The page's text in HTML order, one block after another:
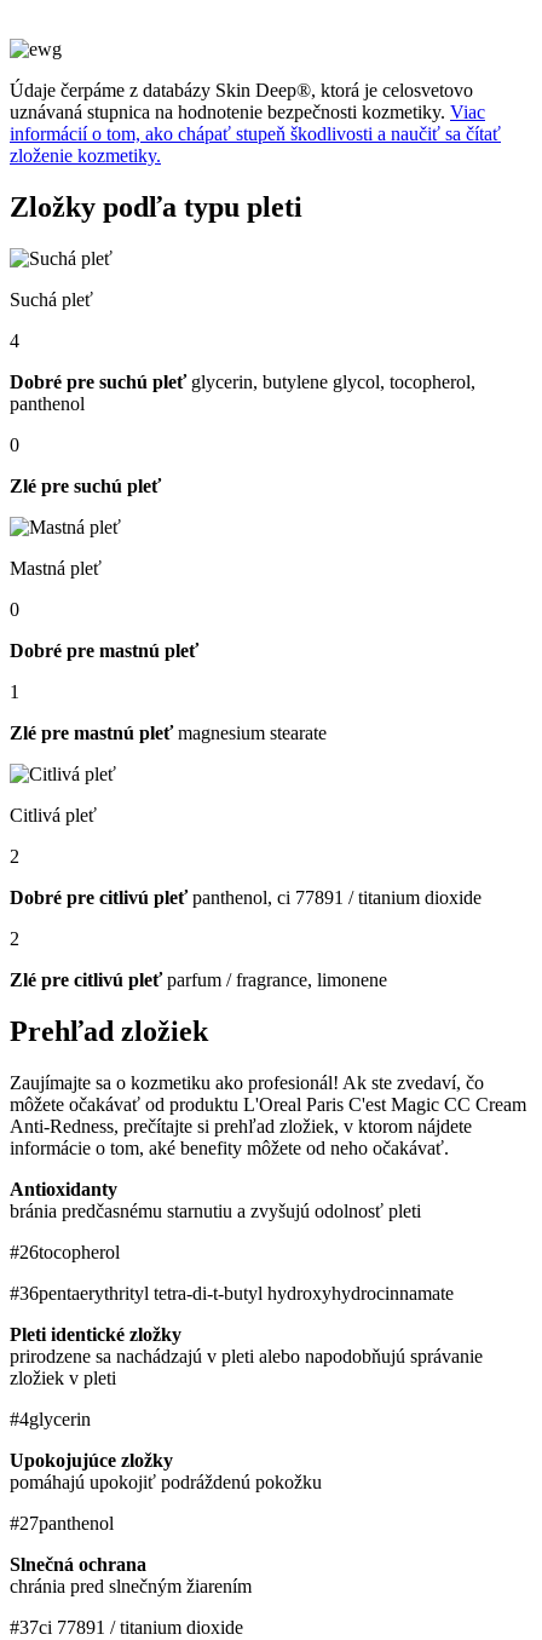
Údaje čerpáme z databázy Skin Deep®, ktorá je celosvetovo
uznávaná stupnica na hodnotenie bezpečnosti kozmetiky. Viac
informácií o tom, ako chápať stupeň škodlivosti a naučiť sa čítať
zloženie kozmetiky.
Zložky podľa typu pleti
Suchá pleť
4
Dobré pre suchú pleť glycerin, butylene glycol, tocopherol,
panthenol
0
Zlé pre suchú pleť
Mastná pleť
0
Dobré pre mastnú pleť
1
Zlé pre mastnú pleť magnesium stearate
Citlivá pleť
2
Dobré pre citlivú pleť panthenol, ci 77891 / titanium dioxide
2
Zlé pre citlivú pleť parfum / fragrance, limonene
Prehľad zložiek
Zaujímajte sa o kozmetiku ako profesionál! Ak ste zvedaví, čo
môžete očakávať od produktu L'Oreal Paris C'est Magic CC Cream
Anti-Redness, prečítajte si prehľad zložiek, v ktorom nájdete
informácie o tom, aké benefity môžete od neho očakávať.
Antioxidanty
bránia predčasnému starnutiu a zvyšujú odolnosť pleti
#26tocopherol
#36pentaerythrityl tetra-di-t-butyl hydroxyhydrocinnamate
Pleti identické zložky
prirodzene sa nachádzajú v pleti alebo napodobňujú správanie
zložiek v pleti
#4glycerin
Upokojujúce zložky
pomáhajú upokojiť podráždenú pokožku
#27panthenol
Slnečná ochrana
chránia pred slnečným žiarením
#37ci 77891 / titanium dioxide